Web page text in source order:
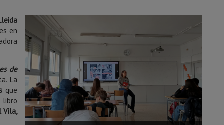
en
de
La
que
libro
Vila,